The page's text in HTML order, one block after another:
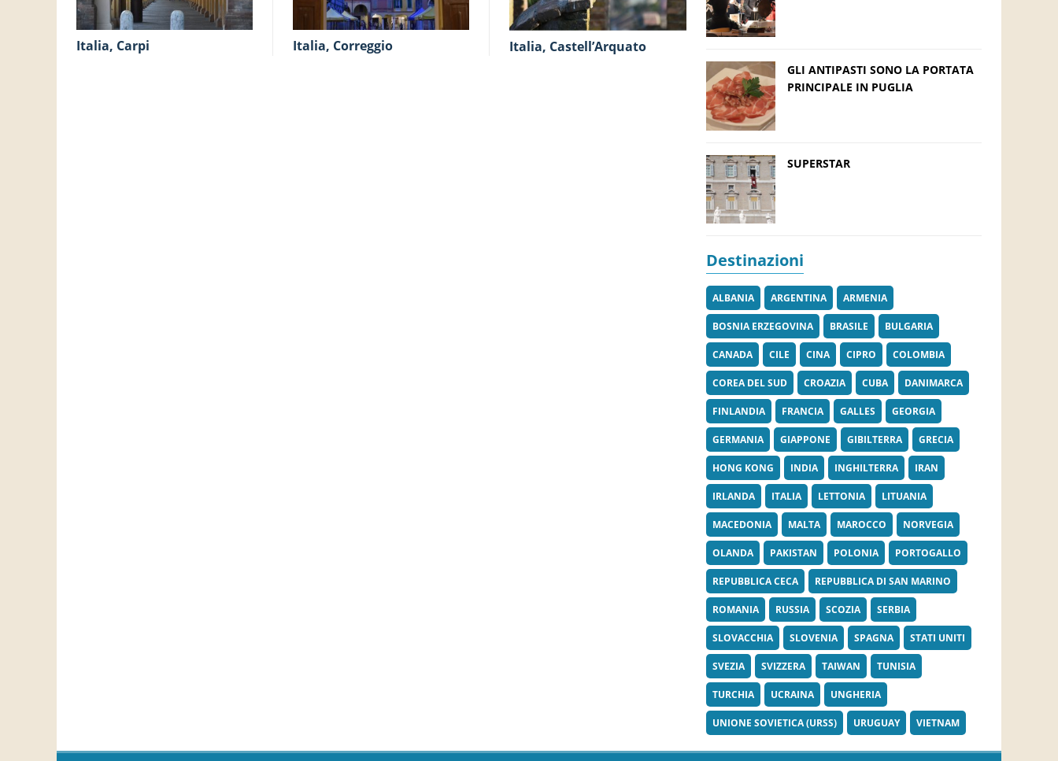
Italia, Carpi Italia, Correggio Italia, Castell’Arquato
GLI ANTIPASTI SONO LA PORTATA
PRINCIPALE IN PUGLIA
SUPERSTAR
Destinazioni
ALBANIA ARGENTINA ARMENIA
BOSNIA ERZEGOVINA BRASILE BULGARIA
CANADA CILE CINA CIPRO COLOMBIA
COREA DEL SUD CROAZIA CUBA DANIMARCA
FINLANDIA FRANCIA GALLES GEORGIA
GERMANIA GIAPPONE GIBILTERRA GRECIA
HONG KONG INDIA INGHILTERRA IRAN
IRLANDA ITALIA LETTONIA LITUANIA
MACEDONIA MALTA MAROCCO NORVEGIA
OLANDA PAKISTAN POLONIA PORTOGALLO
REPUBBLICA CECA REPUBBLICA DI SAN MARINO
ROMANIA RUSSIA SCOZIA SERBIA
SLOVACCHIA SLOVENIA SPAGNA STATI UNITI
SVEZIA SVIZZERA TAIWAN TUNISIA
TURCHIA UCRAINA UNGHERIA
UNIONE SOVIETICA (URSS) URUGUAY VIETNAM